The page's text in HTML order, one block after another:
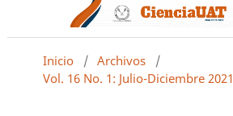
Inicio / Archivos
/
Vol. 16 No. 1: Julio-Diciembre 2021